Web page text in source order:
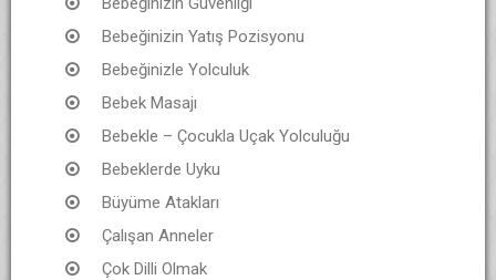
Bebeğinizin Yatış Pozisyonu
Bebeğinizle Yolculuk
Bebek Masajı
Bebekle – Çocukla Uçak Yolculuğu
Bebeklerde Uyku
Büyüme Atakları
Çalışan Anneler
Çok Dilli Olmak